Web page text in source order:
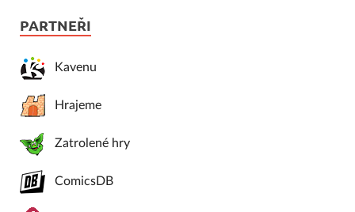
PARTNEŘI
Kavenu
Hrajeme
Zatrolené hry
ComicsDB